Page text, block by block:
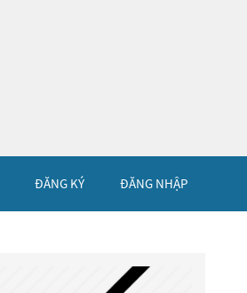
ĐĂNG KÝ ĐĂNG NHẬP